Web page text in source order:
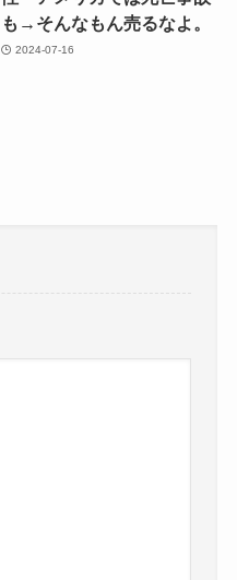
も→そんなもん売るなよ。
2024-07-16